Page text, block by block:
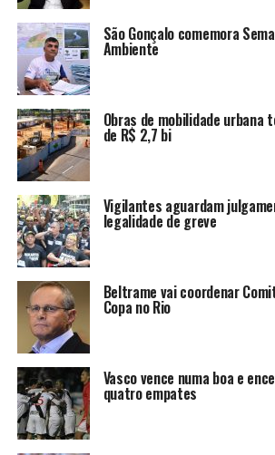
São Gonçalo comemora
Ambiente
Obras de mobilidade
de R$ 2,7 bi
Vigilantes aguardam
legalidade de greve
Beltrame vai coordenar
Copa no Rio
Vasco vence numa boa e
quatro empates